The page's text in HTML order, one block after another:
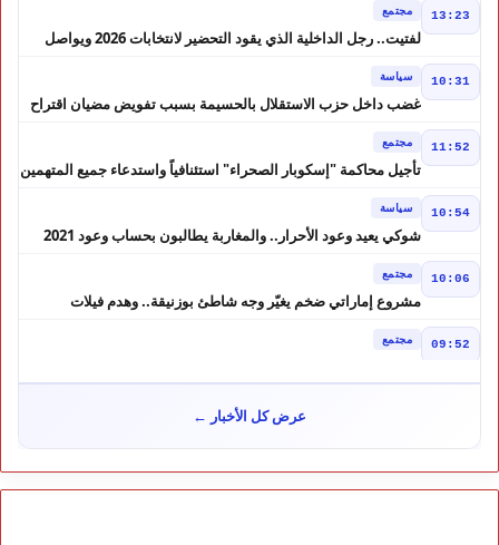
13:23 مجتمع
لفتيت.. رجل الداخلية الذي يقود التحضير لانتخابات 2026 ويواصل
10:31 سياسة
غضب داخل حزب الاستقلال بالحسيمة بسبب تفويض مضيان اقتراح
11:52 مجتمع
تأجيل محاكمة "إسكوبار الصحراء" استئنافياً واستدعاء جميع المتهمين
10:54 سياسة
شوكي يعيد وعود الأحرار.. والمغاربة يطالبون بحساب وعود 2021
10:06 مجتمع
مشروع إماراتي ضخم يغيّر وجه شاطئ بوزنيقة.. وهدم فيلات
09:52 مجتمع
الضحايا
المغرب
09:43 خارج الحدود
عرض كل الأخبار ←